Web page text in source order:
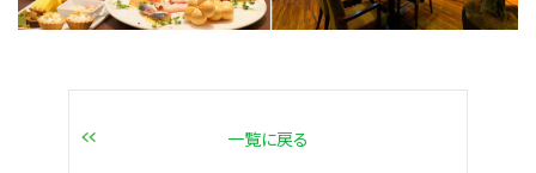
一覧に戻る